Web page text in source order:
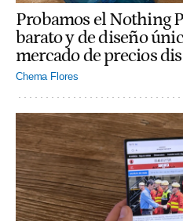
Probamos el Nothing
barato y de diseño
mercado de precios
Chema Flores